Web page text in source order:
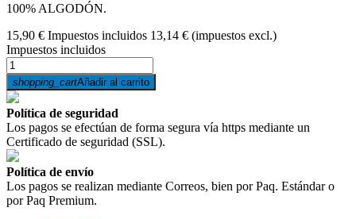
100% ALGODÓN.
15,90 € Impuestos incluidos 13,14 € (impuestos excl.)
Impuestos incluidos
shopping_cartAñadir al carrito
Política de seguridad
Los pagos se efectúan de forma segura vía https mediante un
Certificado de seguridad (SSL).
Política de envío
Los pagos se realizan mediante Correos, bien por Paq. Estándar o
por Paq Premium.